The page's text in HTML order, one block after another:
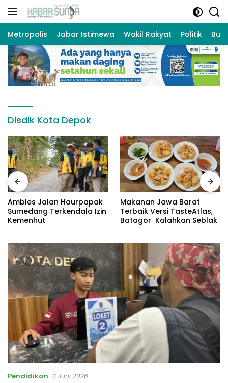
Langsung
Metropolis Jabar Istimewa Wakil Rakyat Politik
Disdik Kota Depok
Ambles Jalan Haurpapak
Sumedang Terkendala Izin
Kemenhut
Makanan Jawa Barat
Terbaik Versi TasteAtlas,
Batagor Kalahkan Seblak
Pendidikan 3 Juni 2026